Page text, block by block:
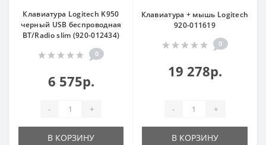
Клавиатура Logitech K950
черный USB беспроводная
BT/Radio slim (920-012434)
0
6 575р.
- +
В КОРЗИНУ
Клавиатура + мышь Logitech
920-011619
0
19 278р.
- +
В КОРЗИНУ